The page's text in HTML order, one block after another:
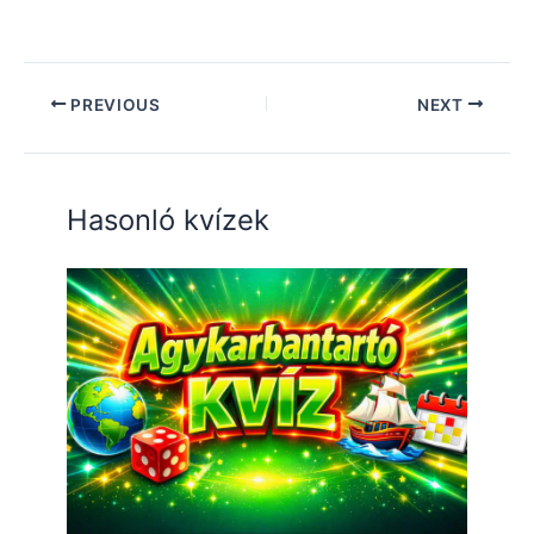
PREVIOUS NEXT
Hasonló kvízek